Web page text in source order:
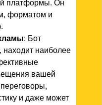
платформы. Он
форматом и
: Бот
находит наиболее
вашей
и даже может